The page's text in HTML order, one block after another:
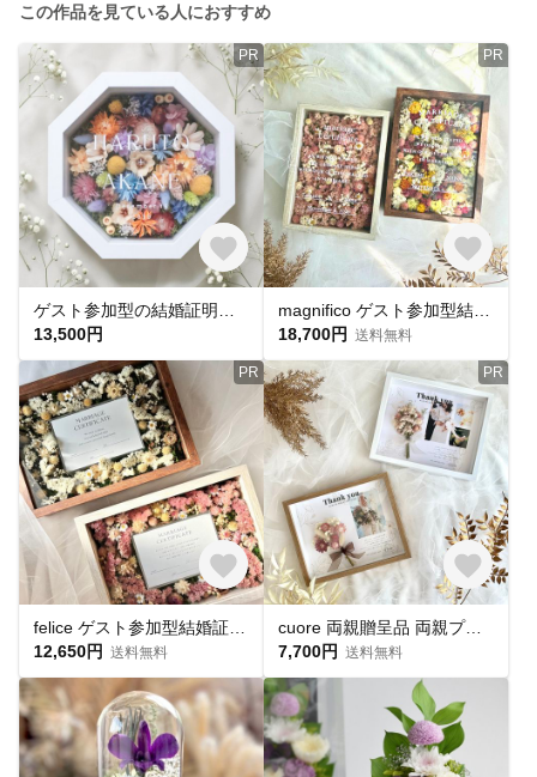
この作品を見ている人におすすめ
PR
13,500円
PR
18,700円 送料無料
PR
12,650円 送料無料
PR
cuore 両親贈呈品 両親プレゼント セミオーダー ドライフラワー
7,700円 送料無料